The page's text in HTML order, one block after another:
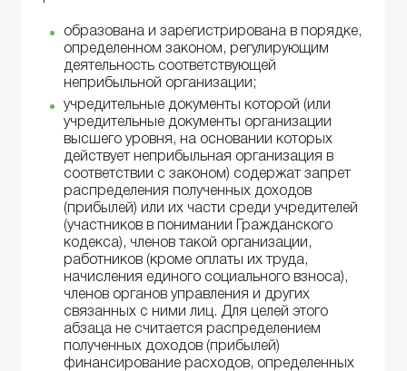
образована и зарегистрирована в порядке,
определенном законом, регулирующим
деятельность соответствующей
неприбыльной организации;
учредительные документы которой (или
учредительные документы организации
высшего уровня, на основании которых
действует неприбыльная организация в
соответствии с законом) содержат запрет
распределения полученных доходов
(прибылей) или их части среди учредителей
(участников в понимании Гражданского
кодекса), членов такой организации,
работников (кроме оплаты их труда,
начисления единого социального взноса),
членов органов управления и других
связанных с ними лиц. Для целей этого
абзаца не считается распределением
полученных доходов (прибылей)
финансирование расходов, определенных